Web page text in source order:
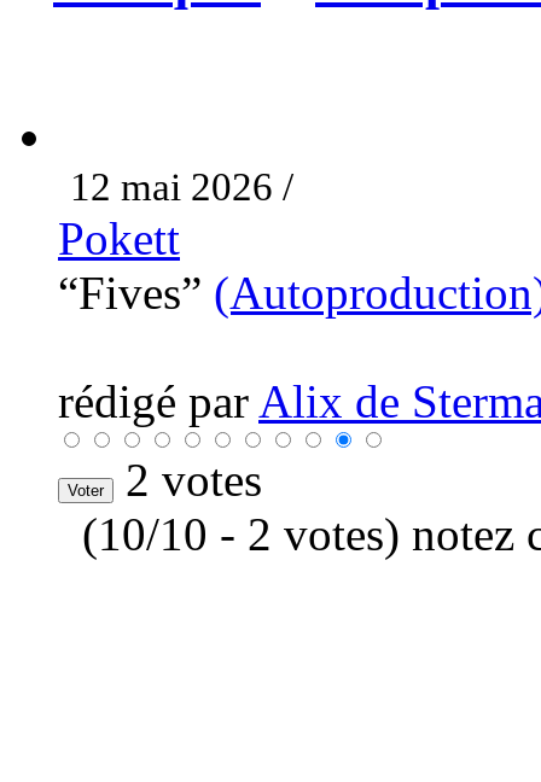
12 mai 2026 /
Pokett
“Fives”
rédigé par Alix de
2 votes
(10/10 - 2 votes) notez